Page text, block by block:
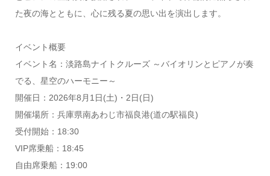
た夜の海とともに、心に残る夏の思い出を演出します。
イベント概要
イベント名：淡路島ナイトクルーズ ～バイオリンとピアノが奏
でる、星空のハーモニー～
開催日：2026年8月1日(土)・2日(日)
開催場所：兵庫県南あわじ市福良港(道の駅福良)
受付開始：18:30
VIP席乗船：18:45
自由席乗船：19:00